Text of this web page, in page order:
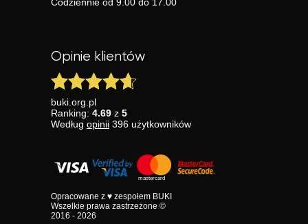
Opinie klientów
buki.org.pl
Ranking: 4.69 z 5
Według opinii 396 użytkowników
Opracowane z ♥ zespołem BUKI
Wszelkie prawa zastrzeżone ©
2016 - 2026